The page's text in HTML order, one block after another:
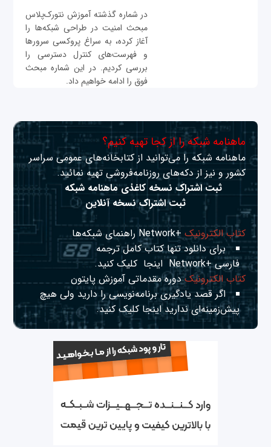
در شماره گذشته آموزش نتورک‌پلاس
مبحث امنیت در طراحی شبکه‌ها را
آغاز کرده، به سراغ پروکسی سرورها
و فهرست‌های کنترل دسترسی را
بررسی کردیم. در این شماره مبحث
فوق را ادامه خواهیم داد.
ماهنامه شبکه را از کجا تهیه کنیم؟
ماهنامه شبکه را می‌توانید از کتابخانه‌های عمومی سراسر
کشور و نیز از دکه‌های روزنامه‌فروشی تهیه نمائید.
ثبت اشتراک نسخه کاغذی ماهنامه شبکه
ثبت اشتراک نسخه آنلاین
کتاب الکترونیک+Network راهنمای شبکه‌ها
برای دانلود تنها کتاب کامل ترجمه
فارسی +Network
اینجا کلیک کنید.
کتاب الکترونیکدوره مقدماتی آموزش پایتون
اگر قصد یادگیری برنامه‌نویسی را دارید ولی هیچ
پیش‌زمینه‌ای نداریداینجا کلیک کنید.